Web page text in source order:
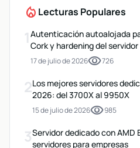
local_fire_department Lecturas Populares
1 Autenticación autoalojada
Cork y hardening del servidor
17 de julio de 2026visibility726
2Los mejores servidores
2026: del 3700X al 9950X
15 de julio de 2026visibility985
3Servidor dedicado con AMD
servidores para empresas